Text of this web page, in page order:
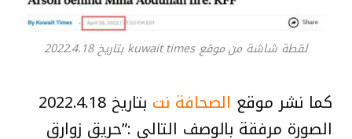
لقطة شاشة من موقع kuwait times بتاريخ 2022.4.18
كما نشر موقع الصحافة نت
بتاريخ 2022.4.18
الصورة مرفقة بالوصف التالي :”حريق زوارق